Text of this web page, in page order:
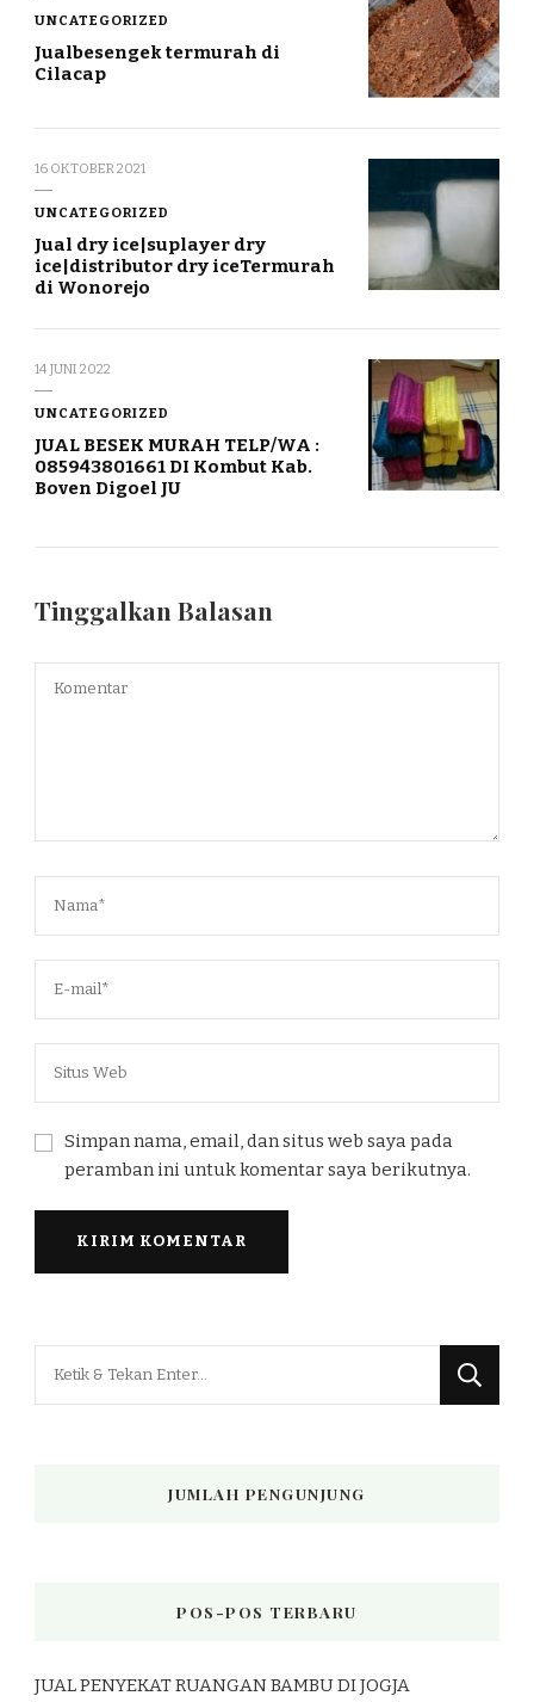
UNCATEGORIZED
Jualbesengek termurah di
Cilacap
16 OKTOBER 2021
UNCATEGORIZED
Jual dry ice|suplayer dry
ice|distributor dry iceTermurah
di Wonorejo
14 JUNI 2022
UNCATEGORIZED
JUAL BESEK MURAH TELP/WA :
085943801661 DI Kombut Kab.
Boven Digoel JU
Tinggalkan Balasan
Simpan nama, email, dan situs web saya pada
peramban ini untuk komentar saya berikutnya.
JUMLAH PENGUNJUNG
POS-POS TERBARU
JUAL PENYEKAT RUANGAN BAMBU DI JOGJA